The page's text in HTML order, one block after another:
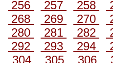
256
257 258
268
269 270
280
281 282
292
293 294
304
305 306